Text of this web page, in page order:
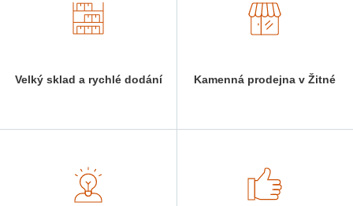
Velký sklad a rychlé dodání Kamenná prodejna v Žitné